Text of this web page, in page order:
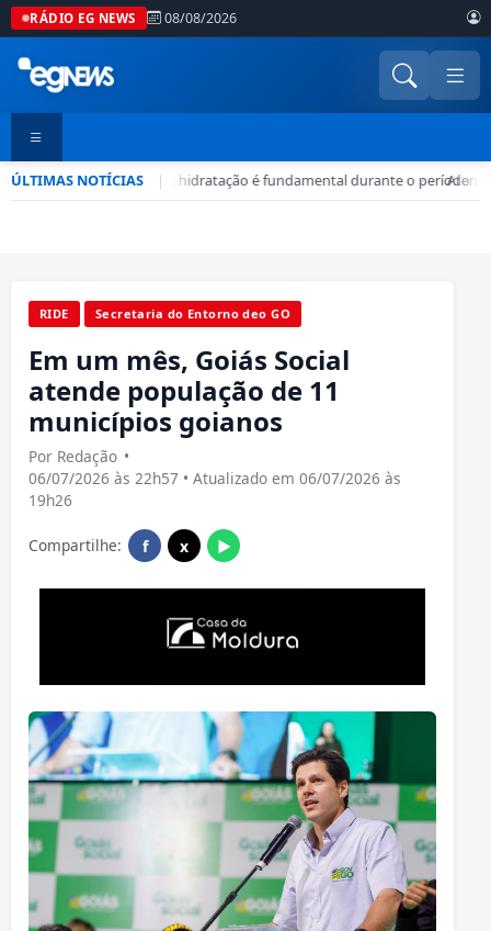
RÁDIO EG NEWS 08/08/2026
ÚLTIMAS NOTÍCIAS |
Seca no DF: hidratação é fundamental durante o período
•
RIDE Secretaria do Entorno deo GO
Em um mês, Goiás Social
atende população de 11
municípios goianos
Por Redação •
06/07/2026 às 22h57 • Atualizado em 06/07/2026 às
19h26
Compartilhe: f x ▶